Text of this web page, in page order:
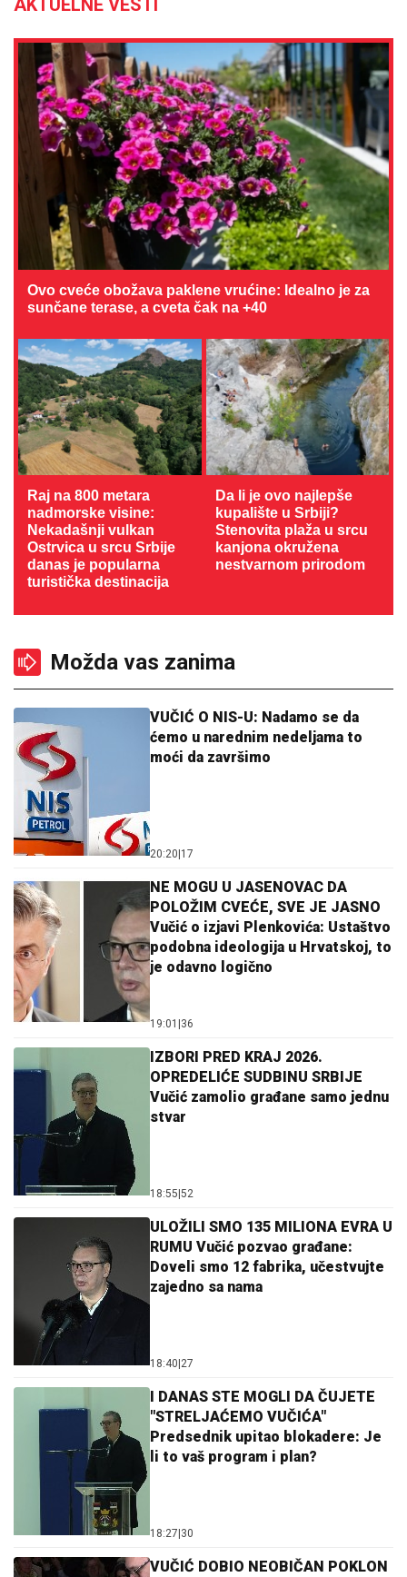
AKTUELNE VESTI
Ovo cveće obožava paklene vrućine: Idealno je za
sunčane terase, a cveta čak na +40
Raj na 800 metara
nadmorske visine:
Nekadašnji vulkan
Ostrvica u srcu Srbije
danas je popularna
turistička destinacija
Da li je ovo najlepše
kupalište u Srbiji?
Stenovita plaža u srcu
kanjona okružena
nestvarnom prirodom
Možda vas zanima
VUČIĆ O NIS-U: Nadamo se da
ćemo u narednim nedeljama to
moći da završimo
20:20 17
NE MOGU U JASENOVAC DA
POLOŽIM CVEĆE, SVE JE JASNO
Vučić o izjavi Plenkovića: Ustaštvo
podobna ideologija u Hrvatskoj, to
je odavno logično
19:01 36
IZBORI PRED KRAJ 2026.
OPREDELIĆE SUDBINU SRBIJE
Vučić zamolio građane samo jednu
stvar
18:55 52
ULOŽILI SMO 135 MILIONA EVRA U
RUMU Vučić pozvao građane:
Doveli smo 12 fabrika, učestvujte
zajedno sa nama
18:40 27
I DANAS STE MOGLI DA ČUJETE
"STRELJAĆEMO VUČIĆA"
Predsednik upitao blokadere: Je
li to vaš program i plan?
18:27 30
VUČIĆ DOBIO NEOBIČAN POKLON